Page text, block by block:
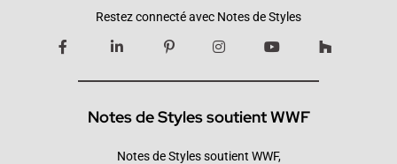
Restez connecté avec Notes de Styles
Notes de Styles soutient WWF
Notes de Styles soutient WWF,